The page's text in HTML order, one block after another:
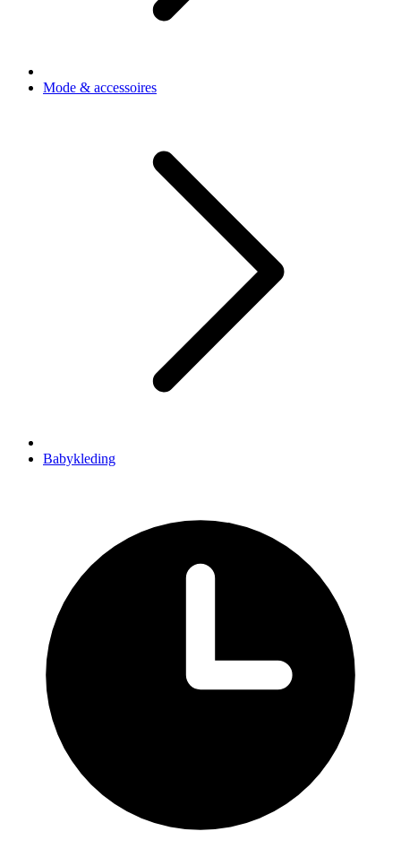
Mode & accessoires
Babykleding